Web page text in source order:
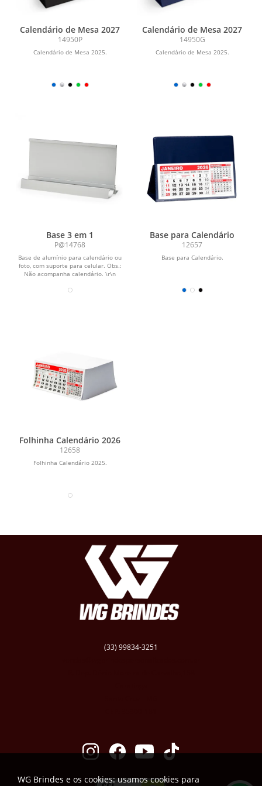
Calendário de Mesa 2027
14950P
Calendário de Mesa 2025.
Calendário de Mesa 2027
14950G
Calendário de Mesa 2025.
Base 3 em 1
P@14768
Base de alumínio para calendário ou
foto, com suporte para celular. Obs.:
Não acompanha calendário. \r\n
Base para Calendário
12657
Base para Calendário.
Folhinha Calendário 2026
12658
Folhinha Calendário 2025.
(33) 99834-3251
WG Brindes e os cookies: usamos cookies para